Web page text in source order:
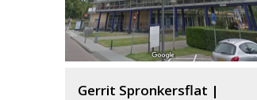
Gerrit Spronkersflat |